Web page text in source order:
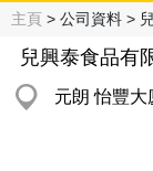
主頁 > 公司資料 >
兒興泰食品有
元朗 怡豐大